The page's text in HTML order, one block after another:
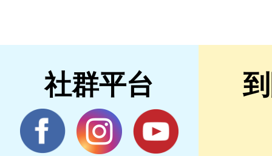
社群平台